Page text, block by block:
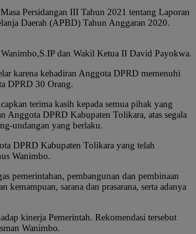
Persidangan III Tahun 2021 tentang Laporan
Daerah (APBD) Tahun Anggaran 2020.
dan Wakil Ketua II David Payokwa.
karena kehadiran Anggota DPRD memenuhi
DPRD 30 Orang.
terima kasih kepada semua pihak yang
Anggota DPRD Kabupaten Tolikara, atas segala
undangan yang berlaku.
DPRD Kabupaten Tolikara yang telah
Wanimbo.
pemerintahan, pembangunan dan pembinaan
kemampuan, sarana dan prasarana, serta adanya
kinerja Pemerintah. Rekomendasi tersebut
Wanimbo.